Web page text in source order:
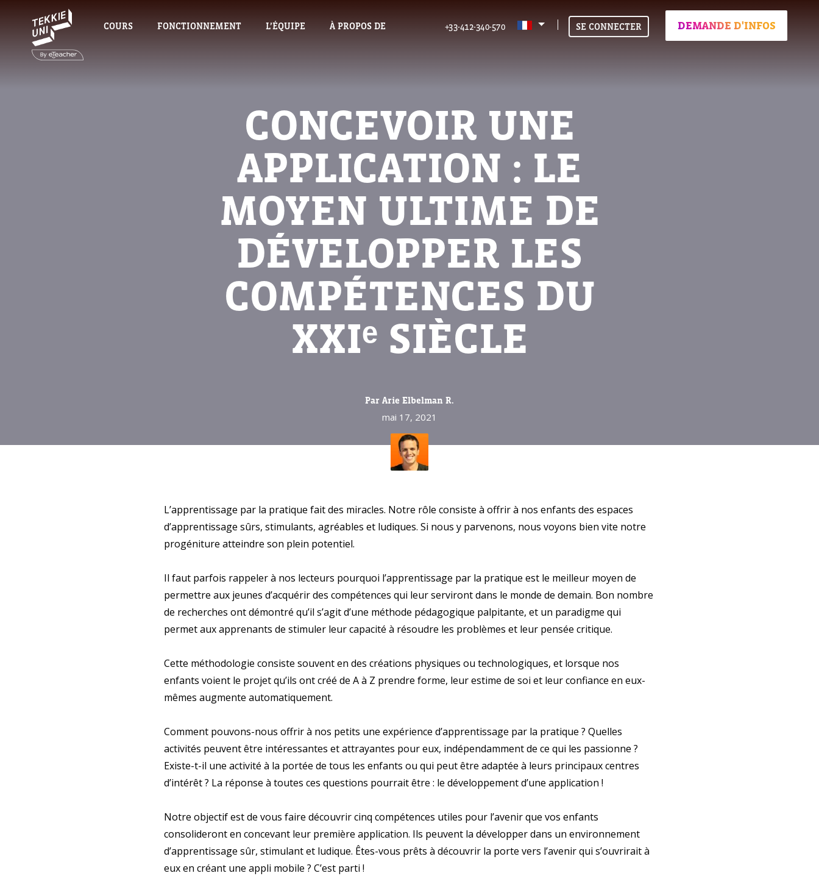
COURS FONCTIONNEMENT L’ÉQUIPE À PROPOS DE DEMANDE D'INFOS
+33-412-340-570 SE CONNECTER
CONCEVOIR UNE
APPLICATION : LE
MOYEN ULTIME DE
DÉVELOPPER LES
COMPÉTENCES DU
XXIᵉ SIÈCLE
Par Arie Elbelman R.
mai 17, 2021
L’apprentissage par la pratique fait des miracles. Notre rôle consiste à offrir à nos enfants des espaces
d’apprentissage sûrs, stimulants, agréables et ludiques. Si nous y parvenons, nous voyons bien vite notre
progéniture atteindre son plein potentiel.
Il faut parfois rappeler à nos lecteurs pourquoi l’apprentissage par la pratique est le meilleur moyen de
permettre aux jeunes d’acquérir des compétences qui leur serviront dans le monde de demain. Bon nombre
de recherches ont démontré qu’il s’agit d’une méthode pédagogique palpitante, et un paradigme qui
permet aux apprenants de stimuler leur capacité à résoudre les problèmes et leur pensée critique.
Cette méthodologie consiste souvent en des créations physiques ou technologiques, et lorsque nos
enfants voient le projet qu’ils ont créé de A à Z prendre forme, leur estime de soi et leur confiance en eux-
mêmes augmente automatiquement.
Comment pouvons-nous offrir à nos petits une expérience d’apprentissage par la pratique ? Quelles
activités peuvent être intéressantes et attrayantes pour eux, indépendamment de ce qui les passionne ?
Existe-t-il une activité à la portée de tous les enfants ou qui peut être adaptée à leurs principaux centres
d’intérêt ? La réponse à toutes ces questions pourrait être : le développement d’une application !
Notre objectif est de vous faire découvrir cinq compétences utiles pour l’avenir que vos enfants
consolideront en concevant leur première application. Ils peuvent la développer dans un environnement
d’apprentissage sûr, stimulant et ludique. Êtes-vous prêts à découvrir la porte vers l’avenir qui s’ouvrirait à
eux en créant une appli mobile ? C’est parti !